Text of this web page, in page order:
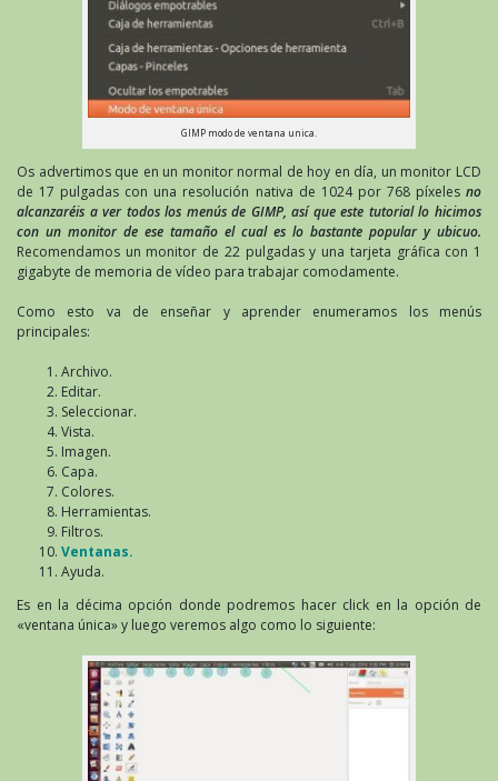
GIMP modo de ventana unica.
Os advertimos que en un monitor normal de hoy en día, un monitor LCD
de 17 pulgadas con una resolución nativa de 1024 por 768 píxeles no
alcanzaréis a ver todos los menús de GIMP, así que este tutorial lo hicimos
con un monitor de ese tamaño el cual es lo bastante popular y ubicuo.
Recomendamos un monitor de 22 pulgadas y una tarjeta gráfica con 1
gigabyte de memoria de vídeo para trabajar comodamente.
Como esto va de enseñar y aprender enumeramos los menús
principales:
Archivo.
Editar.
Seleccionar.
Vista.
Imagen.
Capa.
Colores.
Herramientas.
Filtros.
Ventanas.
Ayuda.
Es en la décima opción donde podremos hacer click en la opción de
«ventana única» y luego veremos algo como lo siguiente: